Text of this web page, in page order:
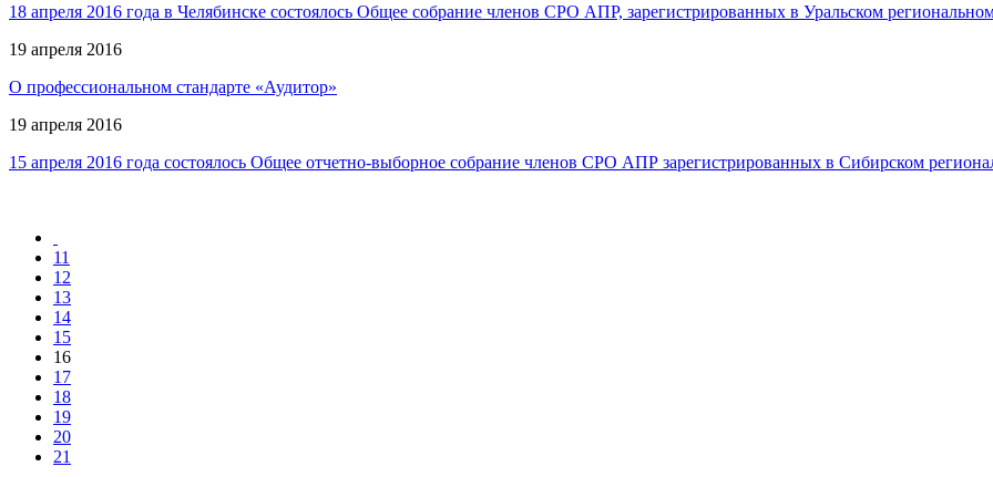
18 апреля 2016 года в Челябинске состоялось Общее собрание членов СРО АПР, зарегистрированных в Уральском
19 апреля 2016
О профессиональном стандарте «Аудитор»
19 апреля 2016
15 апреля 2016 года состоялось Общее отчетно-выборное собрание членов СРО АПР зарегистрированных в Сибирском
11
12
13
14
15
16
17
18
19
20
21